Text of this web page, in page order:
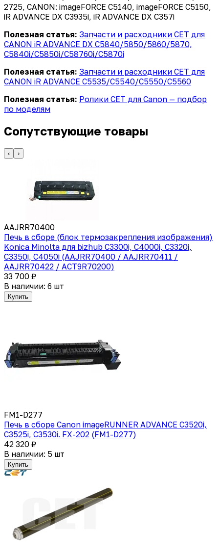
2725, CANON: imageFORCE C5140, imageFORCE C5150,
iR ADVANCE DX C3935i, iR ADVANCE DX C357i
Полезная статья: Запчасти и расходники CET для
CANON iR ADVANCE DX C5840/5850/5860/5870,
C5840i/C5850i/C58760i/C5870i
Полезная статья: Запчасти и расходники CET для
CANON iR ADVANCE C5535/C5540/C5550/C5560
Полезная статья: Ролики CET для Canon — подбор
по моделям
Сопутствующие товары
‹ ›
AAJRR70400
Печь в сборе (блок термозакрепления изображения)
Konica Minolta для bizhub C3300i, C4000i, C3320i,
C3350i, C4050i (AAJRR70400 / AAJRR70411 /
AAJRR70422 / ACT9R70200)
33 700 ₽
В наличии: 6 шт
Купить
FM1-D277
Печь в сборе Canon imageRUNNER ADVANCE C3520i,
C3525i, C3530i. FX-202 (FM1-D277)
42 320 ₽
В наличии: 5 шт
Купить